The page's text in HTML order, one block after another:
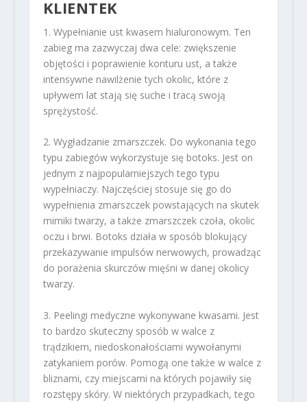
KLIENTEK
1. Wypełnianie ust kwasem hialuronowym. Ten
zabieg ma zazwyczaj dwa cele: zwiększenie
objętości i poprawienie konturu ust, a także
intensywne nawilżenie tych okolic, które z
upływem lat stają się suche i tracą swoją
sprężystość.
2. Wygładzanie zmarszczek. Do wykonania tego
typu zabiegów wykorzystuje się botoks. Jest on
jednym z najpopularniejszych tego typu
wypełniaczy. Najczęściej stosuje się go do
wypełnienia zmarszczek powstających na skutek
mimiki twarzy, a także zmarszczek czoła, okolic
oczu i brwi. Botoks działa w sposób blokujący
przekazywanie impulsów nerwowych, prowadząc
do porażenia skurczów mięśni w danej okolicy
twarzy.
3. Peelingi medyczne wykonywane kwasami. Jest
to bardzo skuteczny sposób w walce z
trądzikiem, niedoskonałościami wywołanymi
zatykaniem porów. Pomogą one także w walce z
bliznami, czy miejscami na których pojawiły się
rozstępy skóry. W niektórych przypadkach, tego